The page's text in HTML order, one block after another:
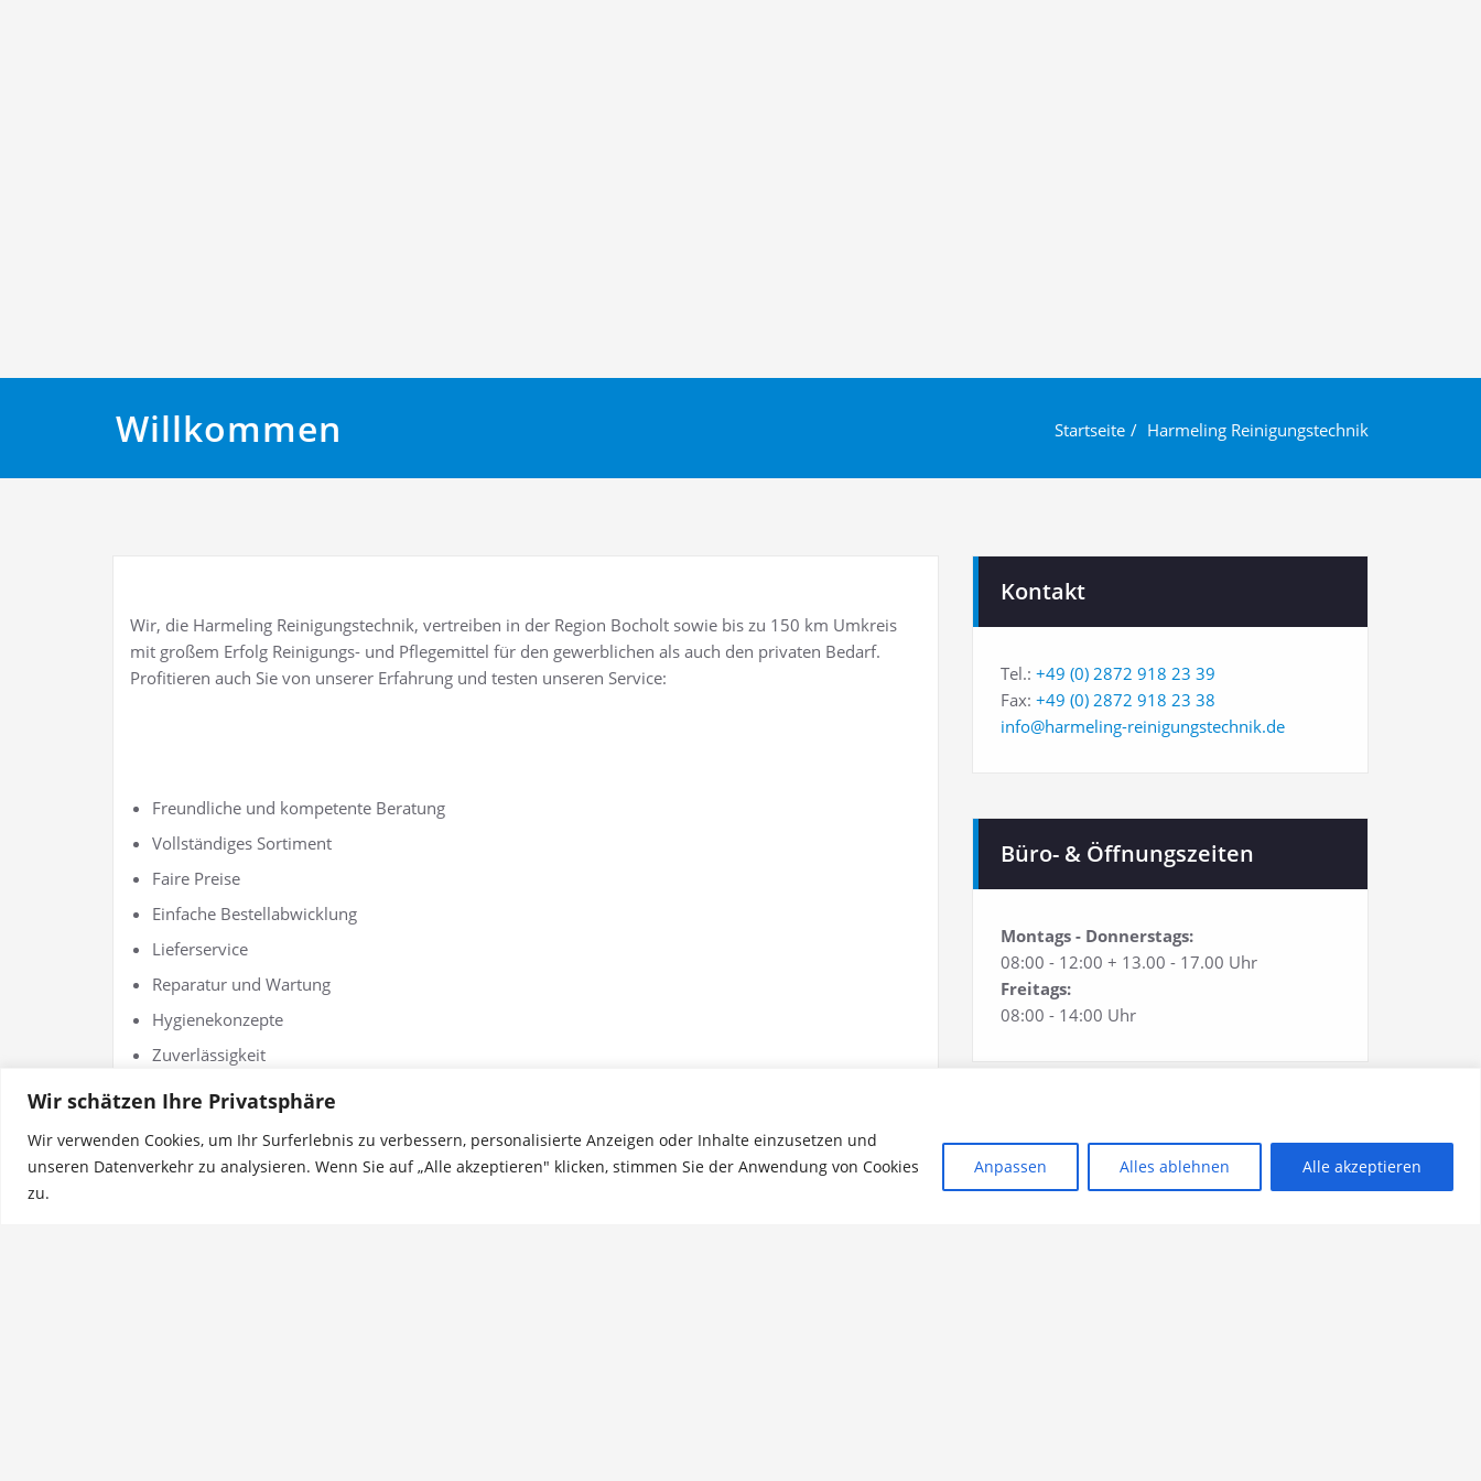
Wir schätzen Ihre Privatsphäre
Wir verwenden Cookies, um Ihr Surferlebnis zu verbessern, personalisierte Anzeigen oder Inhalte einzusetzen und
unseren Datenverkehr zu analysieren. Wenn Sie auf „Alle akzeptieren" klicken, stimmen Sie der Anwendung von Cookies
zu.
Anpassen Alles ablehnen Alle akzeptieren
Willkommen Startseite Harmeling Reinigungstechnik
Wir, die Harmeling Reinigungstechnik, vertreiben in der Region Bocholt sowie bis zu 150 km Umkreis
mit großem Erfolg Reinigungs- und Pflegemittel für den gewerblichen als auch den privaten Bedarf.
Profitieren auch Sie von unserer Erfahrung und testen unseren Service:
Freundliche und kompetente Beratung
Vollständiges Sortiment
Faire Preise
Einfache Bestellabwicklung
Lieferservice
Reparatur und Wartung
Hygienekonzepte
Zuverlässigkeit
Schulung und Beratung - auch vor Ort
Kontakt
Tel.: +49 (0) 2872 918 23 39
Fax: +49 (0) 2872 918 23 38
info@harmeling-reinigungstechnik.de
Büro- & Öffnungszeiten
Montags - Donnerstags:
08:00 - 12:00 + 13.00 - 17.00 Uhr
Freitags:
08:00 - 14:00 Uhr
Unser Standort: